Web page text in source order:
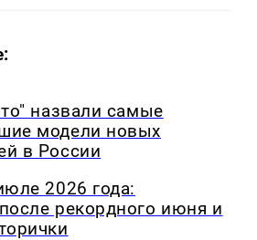
назвали самые
модели новых
в России
2026 года:
рекордного июня и